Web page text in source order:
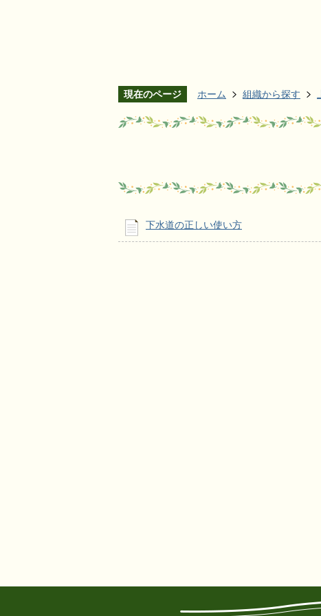
現在のページ ホーム 組織から探す
下水道の正しい使い方